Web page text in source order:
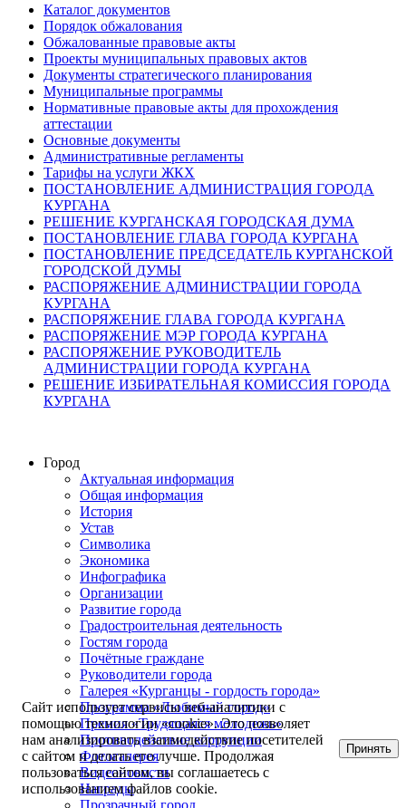
Каталог документов
Порядок обжалования
Обжалованные правовые акты
Проекты муниципальных правовых актов
Документы стратегического планирования
Муниципальные программы
Нормативные правовые акты для прохождения
аттестации
Основные документы
Административные регламенты
Тарифы на услуги ЖКХ
ПОСТАНОВЛЕНИЕ АДМИНИСТРАЦИЯ ГОРОДА
КУРГАНА
РЕШЕНИЕ КУРГАНСКАЯ ГОРОДСКАЯ ДУМА
ПОСТАНОВЛЕНИЕ ГЛАВА ГОРОДА КУРГАНА
ПОСТАНОВЛЕНИЕ ПРЕДСЕДАТЕЛЬ КУРГАНСКОЙ
ГОРОДСКОЙ ДУМЫ
РАСПОРЯЖЕНИЕ АДМИНИСТРАЦИИ ГОРОДА
КУРГАНА
РАСПОРЯЖЕНИЕ ГЛАВА ГОРОДА КУРГАНА
РАСПОРЯЖЕНИЕ МЭР ГОРОДА КУРГАНА
РАСПОРЯЖЕНИЕ РУКОВОДИТЕЛЬ
АДМИНИСТРАЦИИ ГОРОДА КУРГАНА
РЕШЕНИЕ ИЗБИРАТЕЛЬНАЯ КОМИССИЯ ГОРОДА
КУРГАНА
Город
Актуальная информация
Общая информация
История
Устав
Символика
Экономика
Инфографика
Организации
Развитие города
Градостроительная деятельность
Гостям города
Почётные граждане
Руководители города
Галерея «Курганцы - гордость города»
Программа «Любимый город»
Премия «Трудящаяся молодежь»
Противодействие коррупции
Фотогалерея
Видеоновости
Награды
Прозрачный город
Сайт использует сервисы веб-аналитики с
помощью технологии «cookie». Это позволяет
нам анализировать взаимодействие посетителей
с сайтом и делать его лучше. Продолжая
пользоваться сайтом, вы соглашаетесь с
использованием файлов cookie.
Принять